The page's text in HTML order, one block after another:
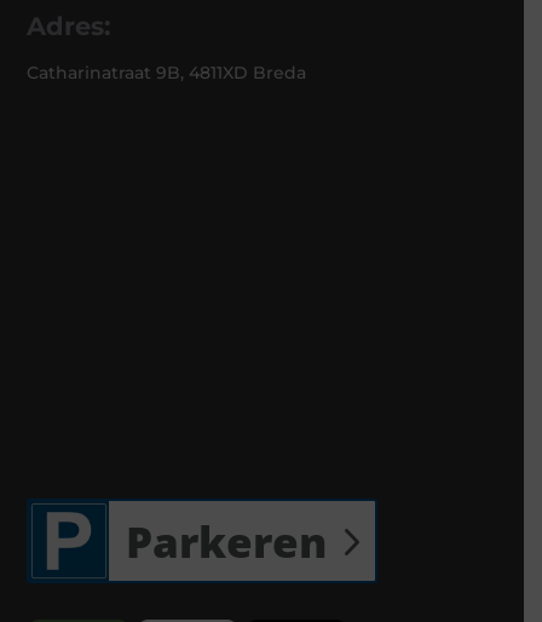
Adres:
Catharinatraat 9B, 4811XD Breda
Parkeren